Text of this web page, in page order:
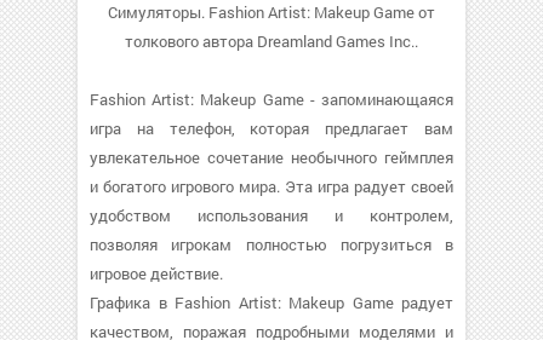
Симуляторы. Fashion Artist: Makeup Game от
толкового автора Dreamland Games Inc..
Fashion Artist: Makeup Game - запоминающаяся
игра на телефон, которая предлагает вам
увлекательное сочетание необычного геймплея
и богатого игрового мира. Эта игра радует своей
удобством использования и контролем,
позволяя игрокам полностью погрузиться в
игровое действие.
Графика в Fashion Artist: Makeup Game радует
качеством, поражая подробными моделями и